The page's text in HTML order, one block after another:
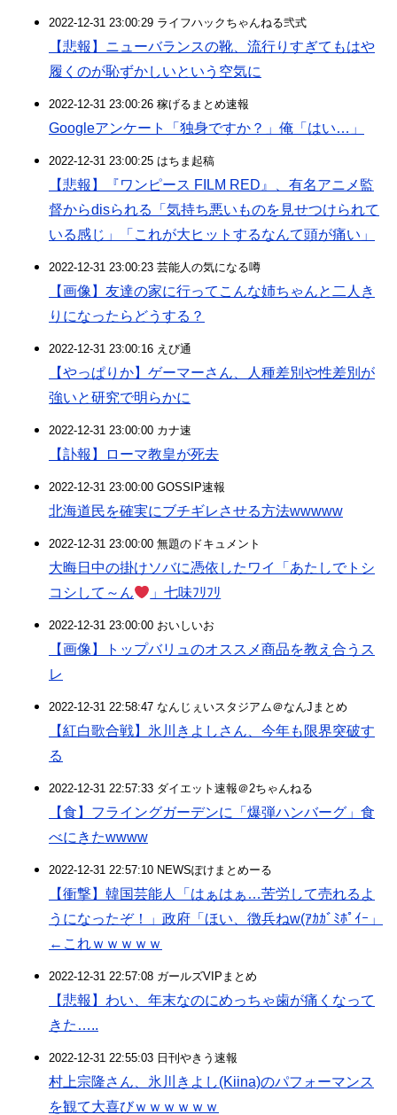
2022-12-31 23:00:29 ライフハックちゃんねる弐式
【悲報】ニューバランスの靴、流行りすぎてもはや
履くのが恥ずかしいという空気に
2022-12-31 23:00:26 稼げるまとめ速報
Googleアンケート「独身ですか？」俺「はい…」
2022-12-31 23:00:25 はちま起稿
【悲報】『ワンピース FILM RED』、有名アニメ監
督からdisられる「気持ち悪いものを見せつけられて
いる感じ」「これが大ヒットするなんて頭が痛い」
2022-12-31 23:00:23 芸能人の気になる噂
【画像】友達の家に行ってこんな姉ちゃんと二人き
りになったらどうする？
2022-12-31 23:00:16 えび通
【やっぱりか】ゲーマーさん、人種差別や性差別が
強いと研究で明らかに
2022-12-31 23:00:00 カナ速
【訃報】ローマ教皇が死去
2022-12-31 23:00:00 GOSSIP速報
北海道民を確実にブチギレさせる方法wwwww
2022-12-31 23:00:00 無題のドキュメント
大晦日中の掛けソバに憑依したワイ「あたしでトシ
コシして～ん
」七味ﾌﾘﾌﾘ
2022-12-31 23:00:00 おいしいお
【画像】トップバリュのオススメ商品を教え合うス
レ
2022-12-31 22:58:47 なんじぇいスタジアム＠なんJまとめ
【紅白歌合戦】氷川きよしさん、今年も限界突破す
る
2022-12-31 22:57:33 ダイエット速報＠2ちゃんねる
【食】フライングガーデンに「爆弾ハンバーグ」食
べにきたwwww
2022-12-31 22:57:10 NEWSぽけまとめーる
【衝撃】韓国芸能人「はぁはぁ…苦労して売れるよ
うになったぞ！」政府「ほい、徴兵ねw(ｱｶｶﾞﾐﾎﾟｲｰ」
←これｗｗｗｗｗ
2022-12-31 22:57:08 ガールズVIPまとめ
【悲報】わい、年末なのにめっちゃ歯が痛くなって
きた…..
2022-12-31 22:55:03 日刊やきう速報
村上宗隆さん、氷川きよし(Kiina)のパフォーマンス
を観て大喜びｗｗｗｗｗｗ